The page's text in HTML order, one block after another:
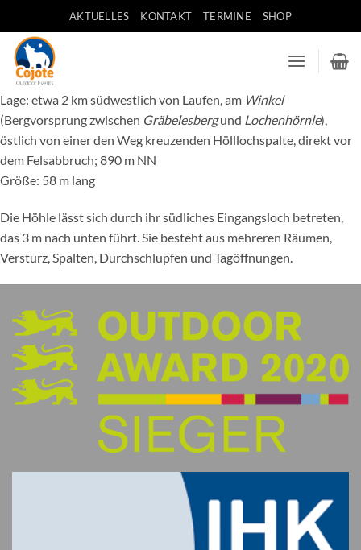
Inhalt
springen
AKTUELLES KONTAKT TERMINE SHOP
Lage: etwa 2 km südwestlich von Laufen, am Winkel
(Bergvorsprung zwischen Gräbelesbergund Lochenhörnle),
östlich von einer den Weg kreuzenden Hölllochspalte, direkt vor
dem Felsabbruch; 890 m NN
Größe: 58 m lang
Die Höhle lässt sich durch ihr südliches Eingangsloch betreten,
das 3 m nach unten führt. Sie besteht aus mehreren Räumen,
Versturz, Spalten, Durchschlupfen und Tagöffnungen.